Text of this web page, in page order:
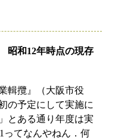
昭和12年時点の現存
輯攬』（大阪市役
の予定にして実施に
とある通り年度は実
ってなんやねん．何